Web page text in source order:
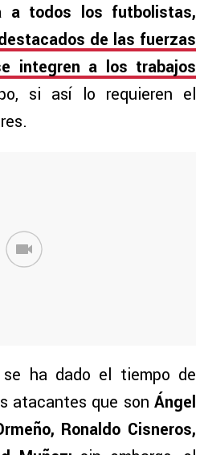
a todos los futbolistas,
de las fuerzas
integren a los trabajos
si así lo requieren el
ha dado el tiempo de
atacantes que son Ángel
Ronaldo Cisneros,